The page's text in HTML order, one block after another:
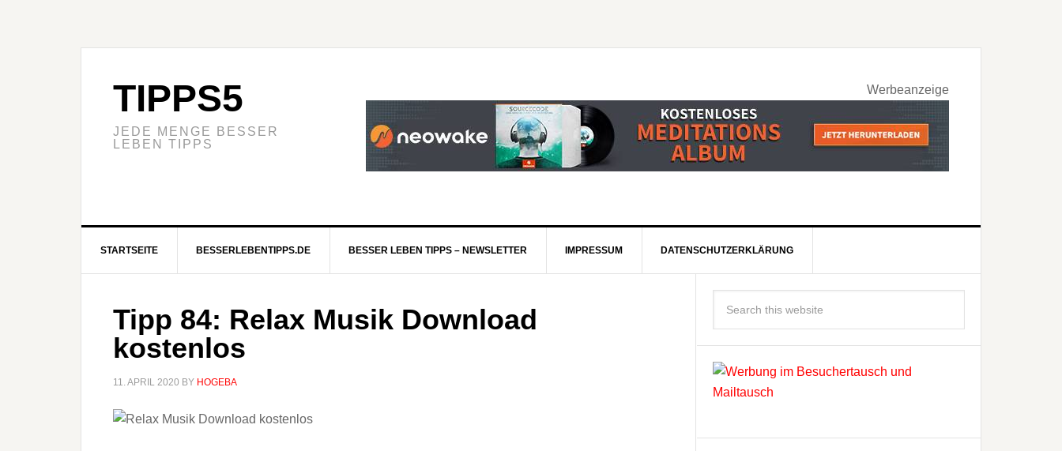
TIPPS5
JEDE MENGE BESSER
LEBEN TIPPS
Werbeanzeige
STARTSEITE BESSERLEBENTIPPS.DE BESSER LEBEN TIPPS – NEWSLETTER IMPRESSUM DATENSCHUTZERKLÄRUNG
Tipp 84: Relax Musik Download
kostenlos
11. APRIL 2020 BY HOGEBA